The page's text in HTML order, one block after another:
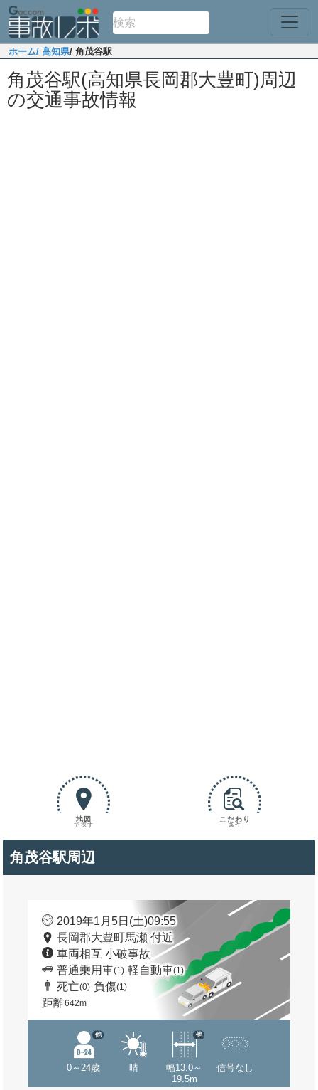
ホーム/ 高知県/ 角茂谷駅
角茂谷駅(高知県長岡郡大豊町)周辺
の交通事故情報
地図
で探す
こだわり
条件
角茂谷駅周辺
2019年1月5日(土)09:55
長岡郡大豊町馬瀬 付近
車両相互 小破事故
普通乗用車(1) 軽自動車(1)
死亡(0) 負傷(1)
距離642m
0～24歳
他
晴
幅13.0～
19.5m
他
信号なし